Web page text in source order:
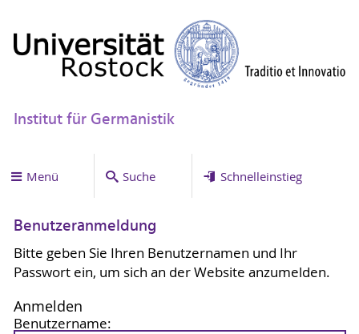
Institut für Germanistik
Menü Suche Schnelleinstieg
Benutzeranmeldung
Bitte geben Sie Ihren Benutzernamen und Ihr
Passwort ein, um sich an der Website anzumelden.
Anmelden
Benutzername: